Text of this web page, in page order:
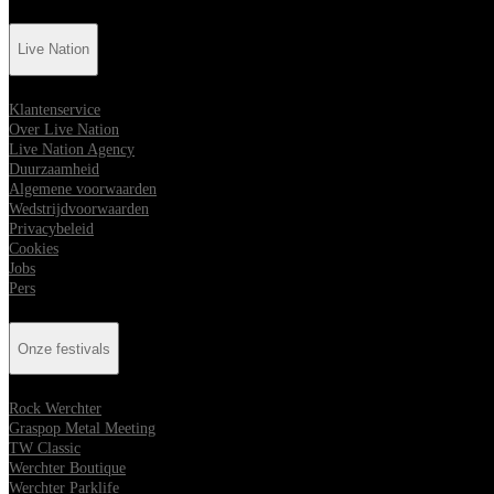
Live Nation
Klantenservice
Over Live Nation
Live Nation Agency
Duurzaamheid
Algemene voorwaarden
Wedstrijdvoorwaarden
Privacybeleid
Cookies
Jobs
Pers
Onze festivals
Rock Werchter
Graspop Metal Meeting
TW Classic
Werchter Boutique
Werchter Parklife